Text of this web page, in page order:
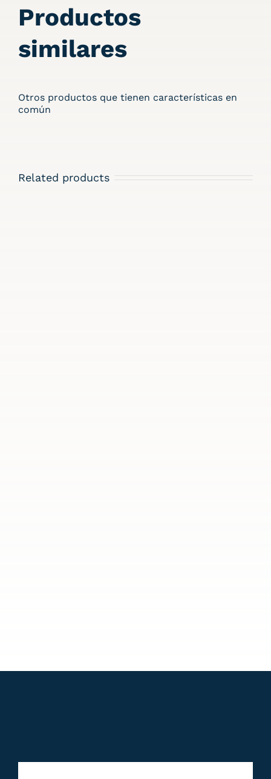
Productos
similares
Otros productos que tienen características en
común
Related products